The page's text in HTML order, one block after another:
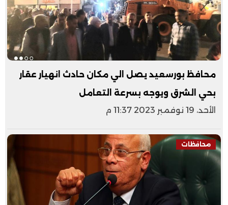
محافظ بورسعيد يصل الي مكان حادث انهيار عقار
بحي الشرق ويوجه بسرعة التعامل
الأحد، 19 نوفمبر 2023 11:37 م
محافظات